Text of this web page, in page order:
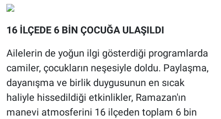
16 İLÇEDE 6 BİN ÇOCUĞA ULAŞILDI
Ailelerin de yoğun ilgi gösterdiği programlarda
camiler, çocukların neşesiyle doldu. Paylaşma,
dayanışma ve birlik duygusunun en sıcak
haliyle hissedildiği etkinlikler, Ramazan'ın
manevi atmosferini 16 ilçeden toplam 6 bin